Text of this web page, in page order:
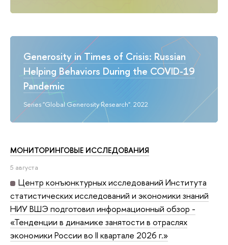
Generosity in Times of Crisis: Russian
Helping Behaviors During the COVID-19
Pandemic
Series "Global Generosity Research". 2022
МОНИТОРИНГОВЫЕ ИССЛЕДОВАНИЯ
5 августа
Центр конъюнктурных исследований Института
статистических исследований и экономики знаний
НИУ ВШЭ подготовил информационный обзор -
«Тенденции в динамике занятости в отраслях
экономики России во II квартале 2026 г.»